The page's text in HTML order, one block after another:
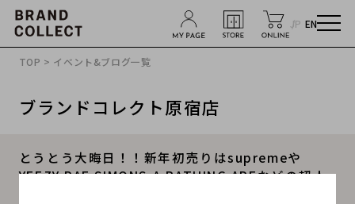
JP EN
TOP > イベント&ブログ一覧
ブランドコレクト原宿店
とうとう大晦日！！新年初売りはsupremeや
YEEZY,RAF SIMONS,A BATHING APEなどの超人